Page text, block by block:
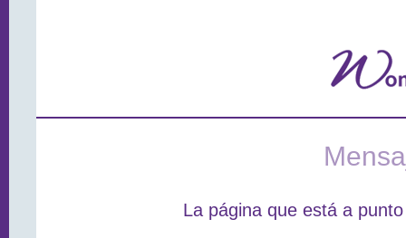
La página que está a